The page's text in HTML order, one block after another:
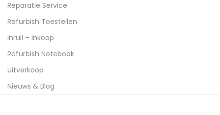
Reparatie Service
Refurbish Toestellen
Inruil – Inkoop
Refurbish Notebook
Uitverkoop
Nieuws & Blog